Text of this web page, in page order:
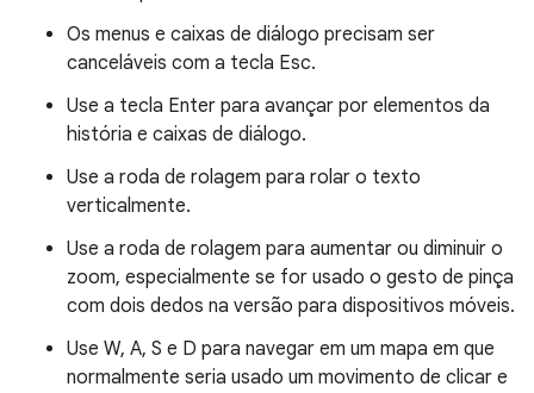
Os menus e caixas de diálogo precisam ser
canceláveis com a tecla Esc.
Use a tecla Enter para avançar por elementos da
história e caixas de diálogo.
Use a roda de rolagem para rolar o texto
verticalmente.
Use a roda de rolagem para aumentar ou diminuir o
zoom, especialmente se for usado o gesto de pinça
com dois dedos na versão para dispositivos móveis.
Use W, A, S e D para navegar em um mapa em que
normalmente seria usado um movimento de clicar e